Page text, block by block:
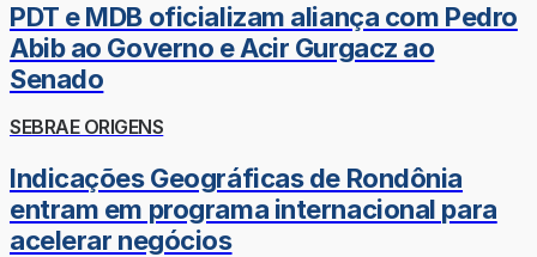
PDT e MDB oficializam aliança com Pedro
Abib ao Governo e Acir Gurgacz ao
Senado
SEBRAE ORIGENS
Indicações Geográficas de Rondônia
entram em programa internacional para
acelerar negócios